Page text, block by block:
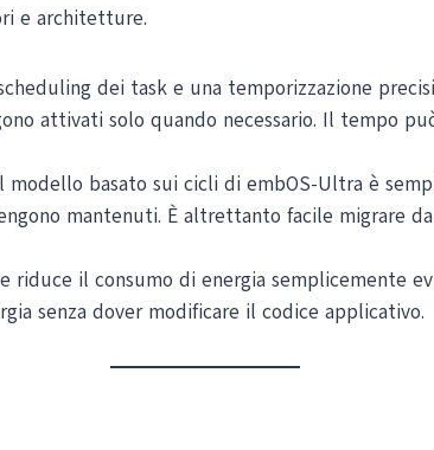
e architetture.
dei task e una temporizzazione
attivati solo quando necessario. Il tempo
modello basato sui cicli di embOS-Ultra è
mantenuti. È altrettanto facile migrare
riduce il consumo di energia semplicemente
senza dover modificare il codice applicativo.